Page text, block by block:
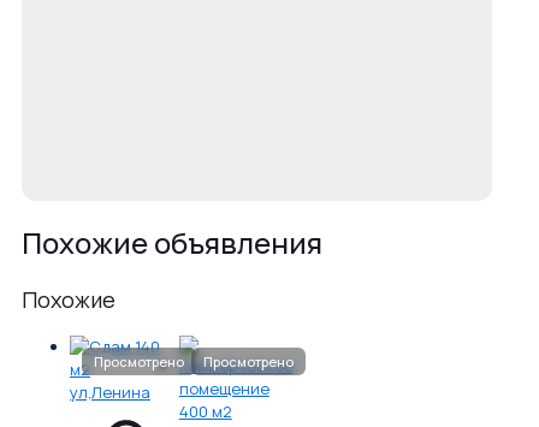
Похожие объявления
Похожие